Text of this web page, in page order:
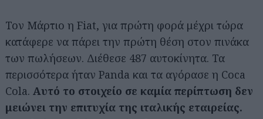
Τον Μάρτιο η Fiat, για πρώτη φορά μέχρι τώρα
κατάφερε να πάρει την πρώτη θέση στον πινάκα
των πωλήσεων. Διέθεσε 487 αυτοκίνητα. Τα
περισσότερα ήταν Panda και τα αγόρασε η Coca
Cola. Αυτό το στοιχείο σε καμία περίπτωση δεν
μειώνει την επιτυχία της ιταλικής εταιρείας.